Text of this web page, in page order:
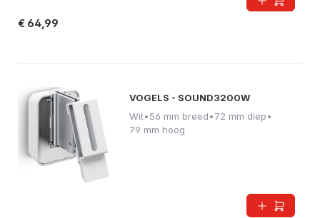
€ 64,99
VOGELS - SOUND3200W
Wit•56 mm breed•72 mm diep•
79 mm hoog